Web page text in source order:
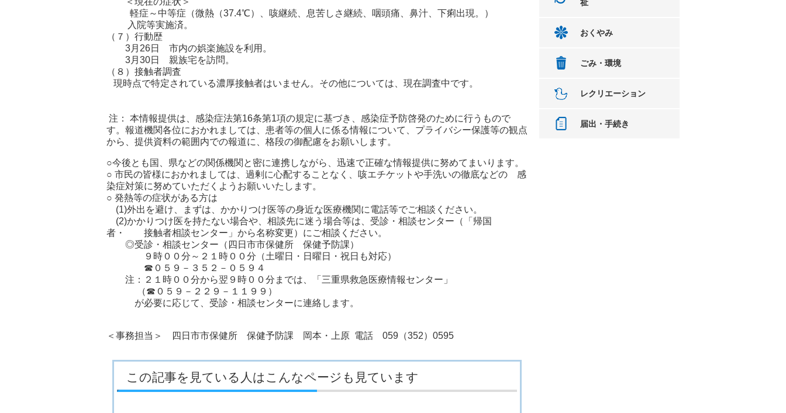
軽症～中等症（微熱（37.4℃）、咳継続、息苦しさ継続、咽頭痛、鼻汁、下痢出現。）
入院等実施済。
（７）行動歴
3月26日 市内の娯楽施設を利用。
3月30日 親族宅を訪問。
（８）接触者調査
現時点で特定されている濃厚接触者はいません。その他については、現在調査中です。
注： 本情報提供は、感染症法第16条第1項の規定に基づき、感染症予防啓発のために行うもので
す。報道機関各位におかれましては、患者等の個人に係る情報について、プライバシー保護等の観点
から、提供資料の範囲内での報道に、格段の御配慮をお願いします。
○今後とも国、県などの関係機関と密に連携しながら、迅速で正確な情報提供に努めてまいります。
○ 市民の皆様におかれましては、過剰に心配することなく、咳エチケットや手洗いの徹底などの 感
染症対策に努めていただくようお願いいたします。
○ 発熱等の症状がある方は
(1)外出を避け、まずは、かかりつけ医等の身近な医療機関に電話等でご相談ください。
(2)かかりつけ医を持たない場合や、相談先に迷う場合等は、受診・相談センター（「帰国
者・ 接触者相談センター」から名称変更）にご相談ください。
◎受診・相談センター（四日市市保健所 保健予防課）
９時００分～２１時００分（土曜日・日曜日・祝日も対応）
☎０５９－３５２－０５９４
注：２１時００分から翌９時００分までは、「三重県救急医療情報センター」
（☎０５９－２２９－１１９９）
が必要に応じて、受診・相談センターに連絡します。
＜事務担当＞ 四日市市保健所 保健予防課 岡本・上原 電話 059（352）0595
この記事を見ている人はこんなページも見ています
祉
おくやみ
ごみ・環境
レクリエーション
届出・手続き